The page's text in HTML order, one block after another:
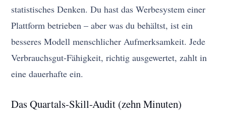
statistisches Denken. Du hast das Werbesystem einer
Plattform betrieben – aber was du behältst, ist ein
besseres Modell menschlicher Aufmerksamkeit. Jede
Verbrauchsgut-Fähigkeit, richtig ausgewertet, zahlt in
eine dauerhafte ein.
Das Quartals-Skill-Audit (zehn Minuten)